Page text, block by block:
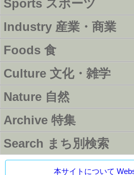
Sports スポーツ
Industry 産業・商業
Foods 食
Culture 文化・雑学
Nature 自然
Archive 特集
Search まち別検索
本サイトについて